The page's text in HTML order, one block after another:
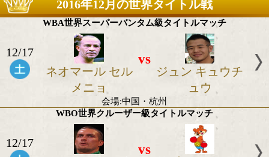
海外情報 海外日程 海外結果 ランキング
2016年12月の世界タイトル戦
WBA世界スーパーバンタム級タイトルマッ
12/17
ネオマール セル
メニョ
vs
ジュン キュ